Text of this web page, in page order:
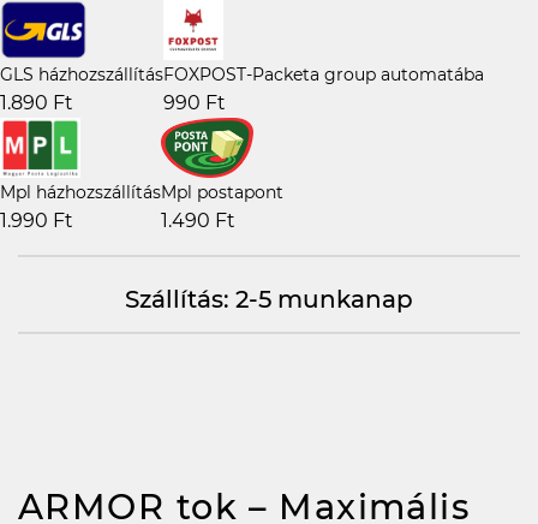
GLS házhozszállítás
1.890 Ft
FOXPOST-Packeta group automatába
990 Ft
Mpl házhozszállítás
1.990 Ft
Mpl postapont
1.490 Ft
Szállítás: 2-5 munkanap
ARMOR tok – Maximális